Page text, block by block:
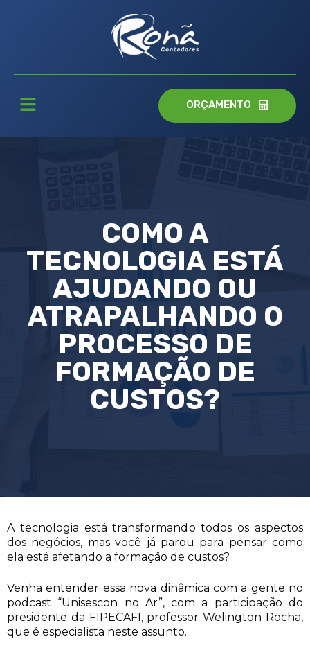
ORÇAMENTO
COMO A
TECNOLOGIA ESTÁ
AJUDANDO OU
ATRAPALHANDO O
PROCESSO DE
FORMAÇÃO DE
CUSTOS?
A tecnologia está transformando todos os aspectos
dos negócios, mas você já parou para pensar como
ela está afetando a formação de custos?
Venha entender essa nova dinâmica com a gente no
podcast “Unisescon no Ar”, com a participação do
presidente da FIPECAFI, professor Welington Rocha,
que é especialista neste assunto.